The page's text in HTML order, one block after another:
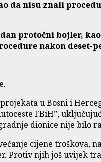
da nisu znali
protočni bojler,
nakon deset-
u Bosni i
FBiH”,
dionice nije bilo
cijene troškova,
Protiv njih još uvijek